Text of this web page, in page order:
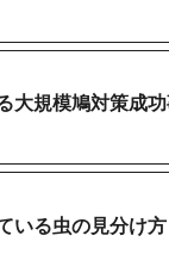
大規模鳩対策成功
いる虫の見分け方